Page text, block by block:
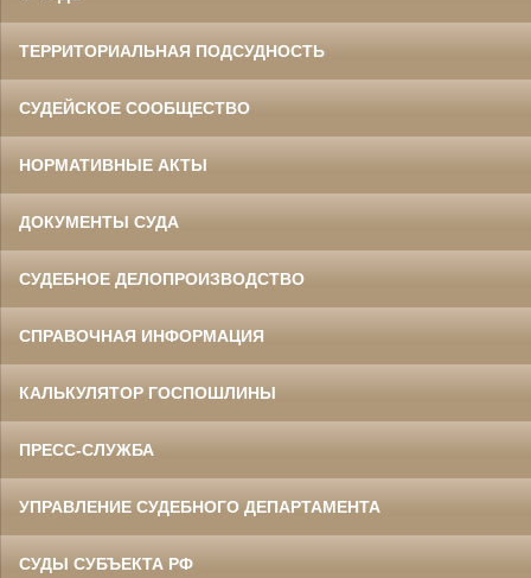
ТЕРРИТОРИАЛЬНАЯ ПОДСУДНОСТЬ
СУДЕЙСКОЕ СООБЩЕСТВО
НОРМАТИВНЫЕ АКТЫ
ДОКУМЕНТЫ СУДА
СУДЕБНОЕ ДЕЛОПРОИЗВОДСТВО
СПРАВОЧНАЯ ИНФОРМАЦИЯ
КАЛЬКУЛЯТОР ГОСПОШЛИНЫ
ПРЕСС-СЛУЖБА
УПРАВЛЕНИЕ СУДЕБНОГО ДЕПАРТАМЕНТА
СУДЫ СУБЪЕКТА РФ